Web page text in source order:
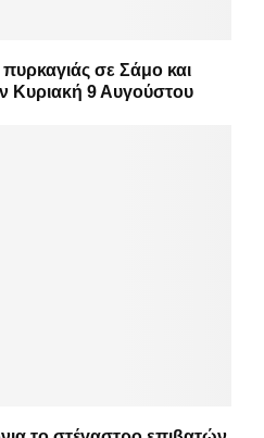
σε Σάμο και
Κυριακή 9 Αυγούστου